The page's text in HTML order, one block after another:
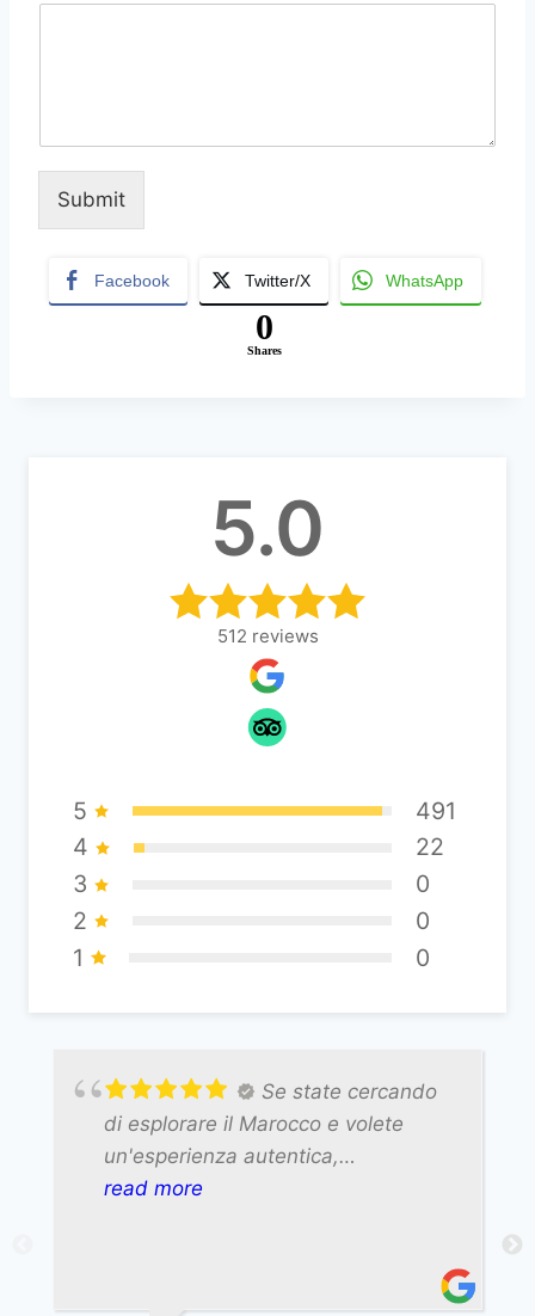
Submit
e
Facebook Twitter/X WhatsApp
0
Shares
5.0
512 reviews
5
491
4
22
3
0
2
0
1
0
Se state cercando
di esplorare il Marocco e volete
un'esperienza autentica,
personalizzata e senza stress, la
read more